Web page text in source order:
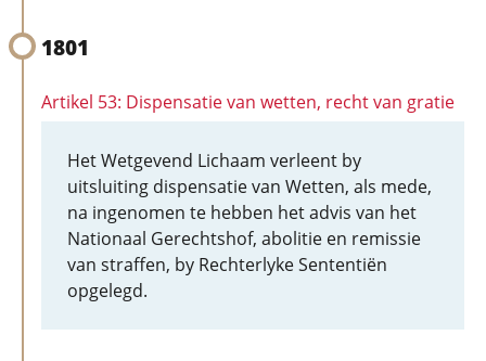
1801
Artikel 53: Dispensatie van wetten, recht van gratie
Het Wetgevend Lichaam verleent by
uitsluiting dispensatie van Wetten, als mede,
na ingenomen te hebben het advis van het
Nationaal Gerechtshof, abolitie en remissie
van straffen, by Rechterlyke Sententiën
opgelegd.